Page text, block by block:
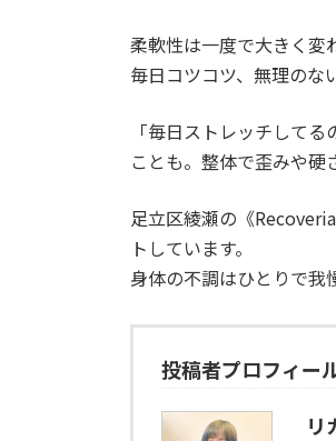
柔軟性は一度で大きく変
毎日コツコツ、無理のな
「毎日ストレッチして
ことも。整体で歪みや硬
足立区綾瀬の《
トしています。
身体の不調はひとりで
投稿者プロフィー
リ